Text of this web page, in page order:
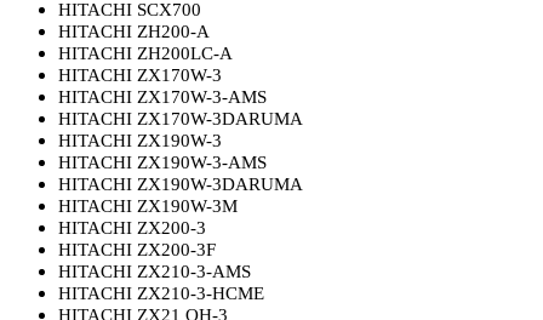
HITACHI SCX700
HITACHI ZH200-A
HITACHI ZH200LC-A
HITACHI ZX170W-3
HITACHI ZX170W-3-AMS
HITACHI ZX170W-3DARUMA
HITACHI ZX190W-3
HITACHI ZX190W-3-AMS
HITACHI ZX190W-3DARUMA
HITACHI ZX190W-3M
HITACHI ZX200-3
HITACHI ZX200-3F
HITACHI ZX210-3-AMS
HITACHI ZX210-3-HCME
HITACHI ZX21 OH-3